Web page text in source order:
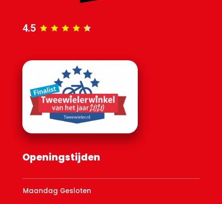
4.5
Openingstijden
Maandag Gesloten